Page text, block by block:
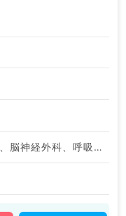
神経内科、整形外科、脳神経外科、呼吸器外科、心臓血管外科、一般内科、循環器内科、呼吸器内科、消化器内科、内分泌・代謝内科、腎臓内科